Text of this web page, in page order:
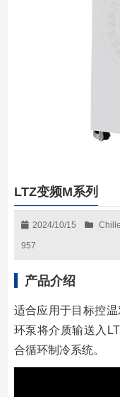
LTZ变频M系列
2024/10/15
957
产品介绍
适合应⽤于⽬标控
环泵将介质输送⼊
合循环制冷系统。